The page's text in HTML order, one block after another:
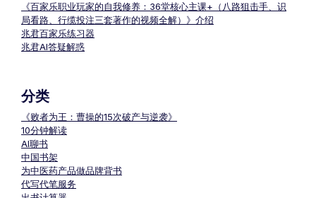
《百家乐职业玩家的自我修养：36堂核心主课+（八路狙击手、识
局看路、行缆投注三套著作的视频全解）》介绍
兆君百家乐练习器
兆君AI答疑解惑
分类
《败者为王：曹操的15次破产与逆袭》
10分钟解读
AI聊书
中国书架
为中医药产品做品牌背书
代写代笔服务